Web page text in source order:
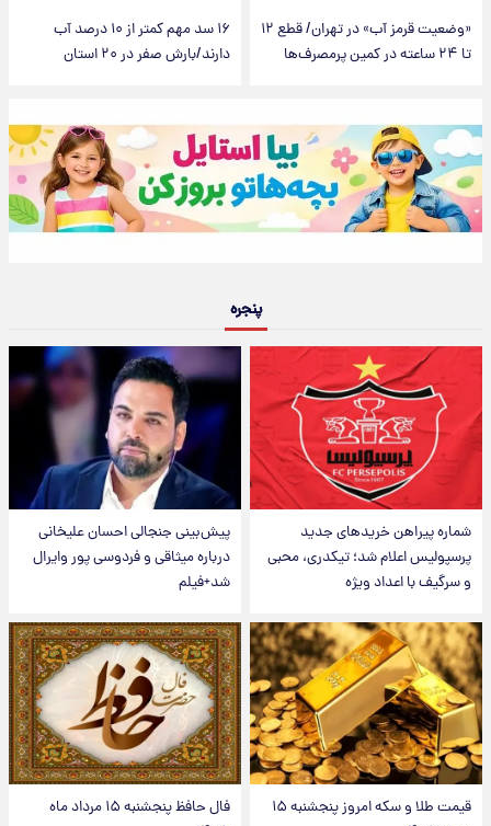
«وضعیت قرمز آب» در تهران/ قطع ۱۲
تا ۲۴ ساعته در کمین پرمصرف‌ها
۱۶ سد مهم کمتر از ۱۰ درصد آب
دارند/بارش صفر در ۲۰ استان
پنجره
شماره پیراهن خریدهای جدید
پرسپولیس اعلام شد؛ تیکدری، محبی
و سرگیف با اعداد ویژه
پیش‌بینی جنجالی احسان علیخانی
درباره میثاقی و فردوسی پور وایرال
شد+فیلم
قیمت طلا و سکه امروز پنجشنبه ۱۵
فال حافظ پنجشنبه ۱۵ مرداد ماه